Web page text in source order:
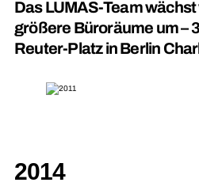
Das LUMAS-Team
größere Büroräume um –
Reuter-Platz in Berlin
2014